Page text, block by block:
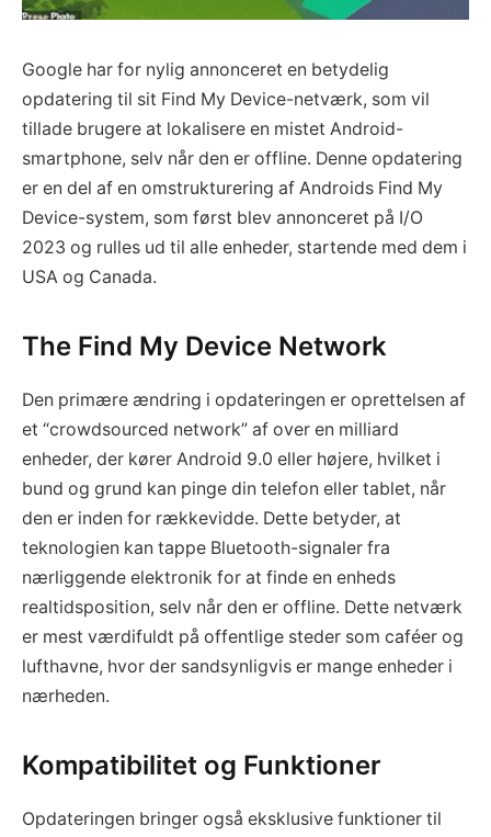
Google har for nylig annonceret en betydelig
opdatering til sit Find My Device-netværk, som vil
tillade brugere at lokalisere en mistet Android-
smartphone, selv når den er offline. Denne opdatering
er en del af en omstrukturering af Androids Find My
Device-system, som først blev annonceret på I/O
2023 og rulles ud til alle enheder, startende med dem i
USA og Canada.
The Find My Device Network
Den primære ændring i opdateringen er oprettelsen af
et “crowdsourced network” af over en milliard
enheder, der kører Android 9.0 eller højere, hvilket i
bund og grund kan pinge din telefon eller tablet, når
den er inden for rækkevidde. Dette betyder, at
teknologien kan tappe Bluetooth-signaler fra
nærliggende elektronik for at finde en enheds
realtidsposition, selv når den er offline. Dette netværk
er mest værdifuldt på offentlige steder som caféer og
lufthavne, hvor der sandsynligvis er mange enheder i
nærheden.
Kompatibilitet og Funktioner
Opdateringen bringer også eksklusive funktioner til